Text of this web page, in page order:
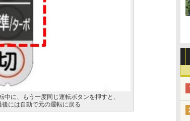
に、もう一度同じ運転ボタンを押すと、
後には自動で元の運転に戻る